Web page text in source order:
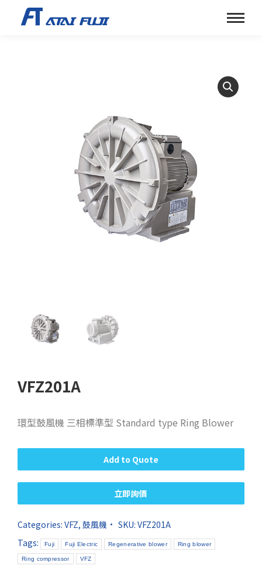
VFZ201A
環型鼓風機 三相標準型 Standard type Ring Blower
立即詢價
Add to Quote
Categories: VFZ, 鼓風機 SKU: VFZ201A
Tags:
Fuji Fuji Electric Regenerative blower Ring blower
Ring compressor VFZ